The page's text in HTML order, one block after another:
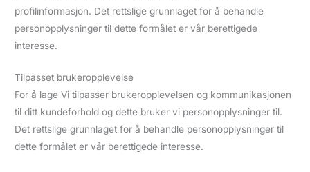
profilinformasjon. Det rettslige grunnlaget for å behandle
personopplysninger til dette formålet er vår berettigede
interesse.
Tilpasset brukeropplevelse
For å lage Vi tilpasser brukeropplevelsen og kommunikasjonen
til ditt kundeforhold og dette bruker vi personopplysninger til.
Det rettslige grunnlaget for å behandle personopplysninger til
dette formålet er vår berettigede interesse.